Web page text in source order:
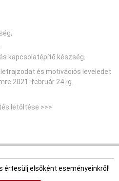
kapcsolatépítő készség.
és motivációs leveledet
2021. február 24-ig.
letöltése >>>
értesülj elsőként eseményeinkről!